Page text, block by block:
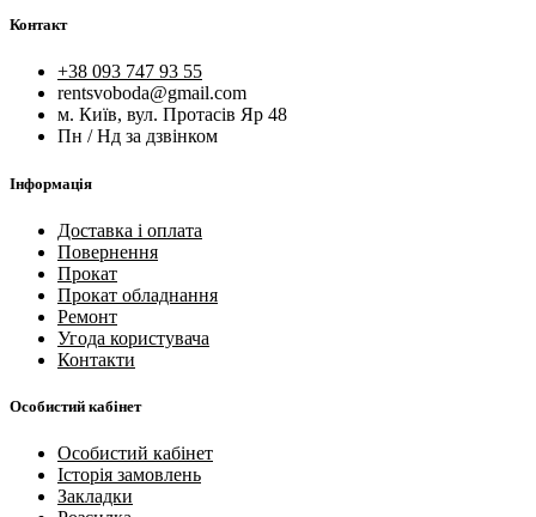
Контакт
+38 093 747 93 55
rentsvoboda@gmail.com
м. Київ, вул. Протасів Яр 48
Пн / Нд за дзвінком
Інформація
Доставка і оплата
Повернення
Прокат
Прокат обладнання
Ремонт
Угода користувача
Контакти
Особистий кабінет
Особистий кабінет
Історія замовлень
Закладки